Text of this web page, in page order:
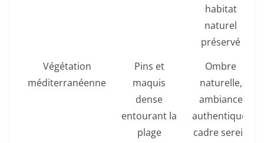
habitat
naturel
préservé
Végétation
méditerranéenne
Pins et
maquis
dense
entourant la
plage
Ombre
naturelle,
ambiance
authentique,
cadre serein